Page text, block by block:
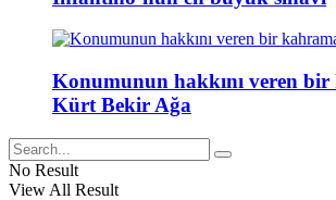
Konumunun hakkını veren
Kürt Bekir Ağa
No Result
View All Result